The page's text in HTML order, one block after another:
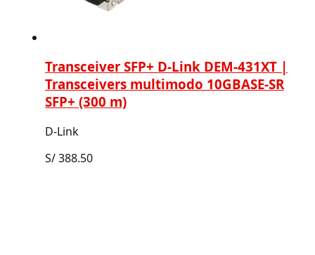
Transceiver SFP+ D-Link DEM-431XT |
Transceivers multimodo 10GBASE-SR
SFP+ (300 m)
D-Link
S/388.50